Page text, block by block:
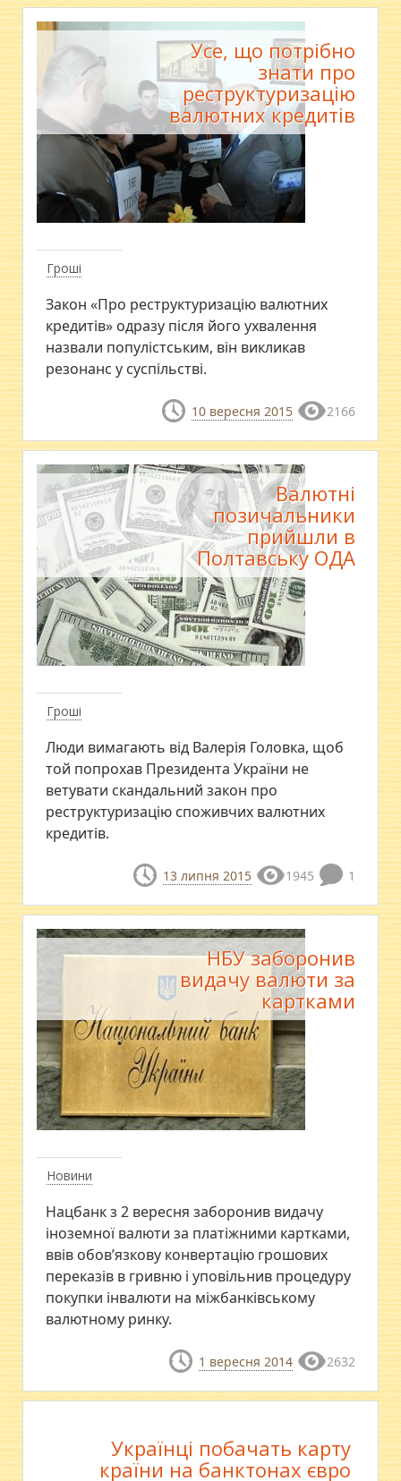
Гроші
Усе, що потрібно
знати про
реструктуризацію
валютних кредитів
Закон «Про реструктуризацію валютних
кредитів» одразу після його ухвалення
назвали популістським, він викликав
резонанс у суспільстві.
10 вересня 2015 2166
Гроші
Валютні
позичальники
прийшли в
Полтавську ОДА
Люди вимагають від Валерія Головка, щоб
той попрохав Президента України не
ветувати скандальний закон про
реструктуризацію споживчих валютних
кредитів.
13 липня 2015 1945 1
Новини
НБУ заборонив
видачу валюти за
картками
Нацбанк з 2 вересня заборонив видачу
іноземної валюти за платіжними картками,
ввів обов’язкову конвертацію грошових
переказів в гривню і уповільнив процедуру
покупки інвалюти на міжбанківському
валютному ринку.
1 вересня 2014 2632
Українці побачать карту
країни на банктонах євро